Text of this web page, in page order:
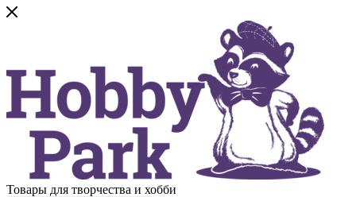
Товары для творчества и хобби